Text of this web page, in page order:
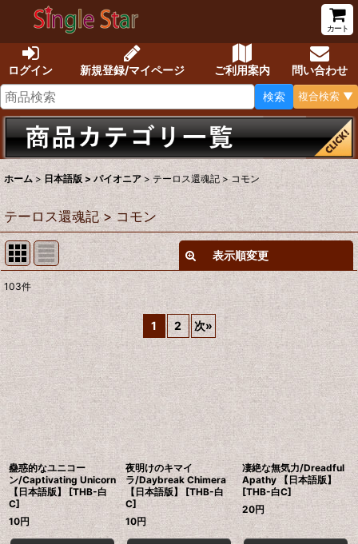
カート
ログイン 新規登録/マイページ ご利用案内
問い合わせ
検索
複合検索 ▼
ホーム > 日本語版 > パイオニア > テーロス還魂記 > コモン
テーロス還魂記 > コモン
表示順変更
表示数
在庫あり
並び順 :
絞り込む
103件
1 2 次»
蠱惑的なユニコー
ン/Captivating Unicorn
【日本語版】 [THB-白
C]
10円
夜明けのキマイ
ラ/Daybreak Chimera
【日本語版】 [THB-白
C]
10円
凄絶な無気力/Dreadful
Apathy 【日本語版】
[THB-白C]
20円